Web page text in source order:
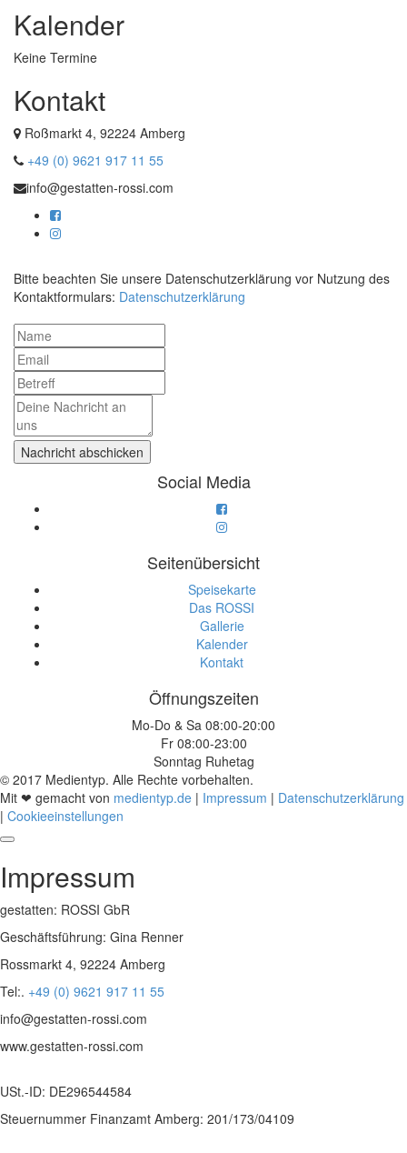
Kalender
Keine Termine
Kontakt
Roßmarkt 4, 92224 Amberg
+49 (0) 9621 917 11 55
info@gestatten-rossi.com
Bitte beachten Sie unsere Datenschutzerklärung vor Nutzung des
Kontaktformulars: Datenschutzerklärung
Social Media
Seitenübersicht
Speisekarte
Das ROSSI
Gallerie
Kalender
Kontakt
Öffnungszeiten
Mo-Do & Sa 08:00-20:00
Fr 08:00-23:00
Sonntag Ruhetag
© 2017 Medientyp. Alle Rechte vorbehalten.
Mit ❤ gemacht von medientyp.de | Impressum | Datenschutzerklärung
| Cookieeinstellungen
Impressum
gestatten: ROSSI GbR
Geschäftsführung: Gina Renner
Rossmarkt 4, 92224 Amberg
Tel:. +49 (0) 9621 917 11 55
info@gestatten-rossi.com
www.gestatten-rossi.com
USt.-ID: DE296544584
Steuernummer Finanzamt Amberg: 201/173/04109